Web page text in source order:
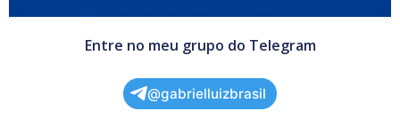
Entre no meu grupo do Telegram
@gabrielluizbrasil